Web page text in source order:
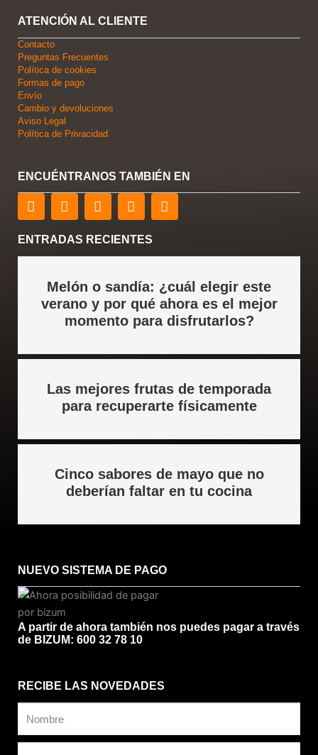
ATENCIÓN AL CLIENTE
Contacto
Preguntas Frecuentes
Política de cookies
Formas de pago
Envío
Cambio y devoluciones
Aviso Legal
Política de Privacidad
ENCUÉNTRANOS TAMBIÉN EN
F
a
e
b
T
w
t
t
r
L
i
k
e
i
n
Y
o
t
u
e
I
n
a
r
a
m
ENTRADAS RECIENTES
Melón o sandía: ¿cuál elegir este
verano y por qué ahora es el mejor
momento para disfrutarlos?
Las mejores frutas de temporada
para recuperarte físicamente
Cinco sabores de mayo que no
deberían faltar en tu cocina
NUEVO SISTEMA DE PAGO
A partir de ahora también nos puedes pagar a través
de BIZUM: 600 32 78 10
RECIBE LAS NOVEDADES